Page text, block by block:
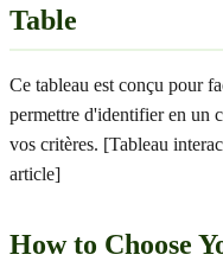
Table
Ce tableau est conçu pour
permettre d'identifier en un
vos critères. [Tableau
article]
How to Choose